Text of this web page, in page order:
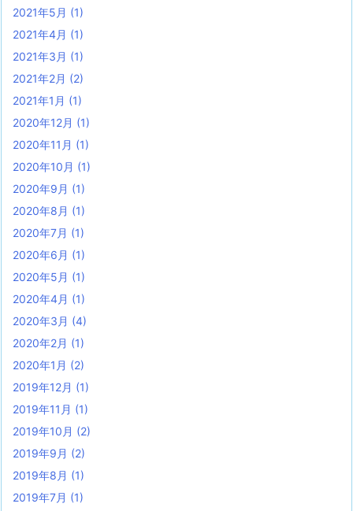
2021年5月 (1)
2021年4月 (1)
2021年3月 (1)
2021年2月 (2)
2021年1月 (1)
2020年12月 (1)
2020年11月 (1)
2020年10月 (1)
2020年9月 (1)
2020年8月 (1)
2020年7月 (1)
2020年6月 (1)
2020年5月 (1)
2020年4月 (1)
2020年3月 (4)
2020年2月 (1)
2020年1月 (2)
2019年12月 (1)
2019年11月 (1)
2019年10月 (2)
2019年9月 (2)
2019年8月 (1)
2019年7月 (1)